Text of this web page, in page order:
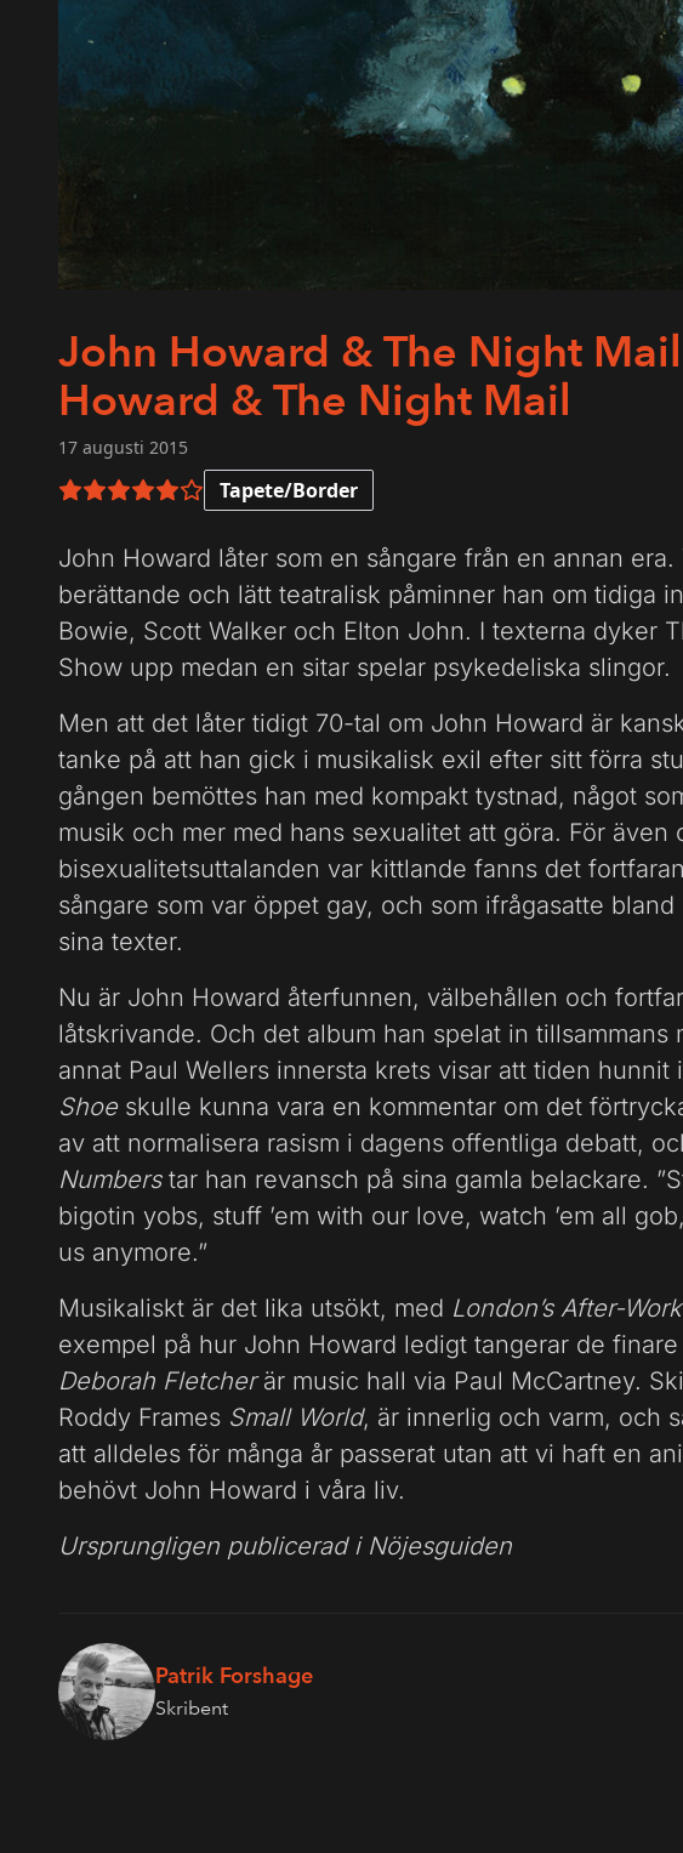
John Howard & The Night
Howard & The Night Mail
17 augusti 2015
5 av 6 i betyg Tapete/Border
John Howard låter som en sångare från en annan
berättande och lätt teatralisk påminner han om tidiga
Bowie, Scott Walker och Elton John. I texterna dyker
Show upp medan en sitar spelar psykedeliska slingor.
Men att det låter tidigt 70-tal om John Howard är
tanke på att han gick i musikalisk exil efter sitt förra
gången bemöttes han med kompakt tystnad, något
musik och mer med hans sexualitet att göra. För även
bisexualitetsuttalanden var kittlande fanns det
sångare som var öppet gay, och som ifrågasatte
sina texter.
Nu är John Howard återfunnen, välbehållen och
låtskrivande. Och det album han spelat in tillsammans
annat Paul Wellers innersta krets visar att tiden hunnit
Shoe skulle kunna vara en kommentar om det
av att normalisera rasism i dagens offentliga debatt,
Numberstar han revansch på sina gamla belackare.
bigotin yobs, stuff ’em with our love, watch ’em all
us anymore.”
Musikaliskt är det lika utsökt, med London’s After-
exempel på hur John Howard ledigt tangerar de
Deborah Fletcherär music hall via Paul McCartney.
Roddy Frames Small World, är innerlig och varm, och
att alldeles för många år passerat utan att vi haft en
behövt John Howard i våra liv.
Ursprungligen publicerad i Nöjesguiden
Patrik Forshage
Skribent